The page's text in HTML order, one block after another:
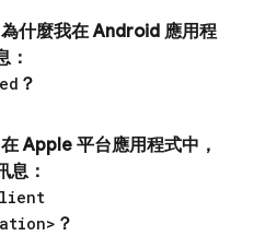
為什麼我在 Android 應用程
：
？
在 Apple 平台應用程式中，
息：
？